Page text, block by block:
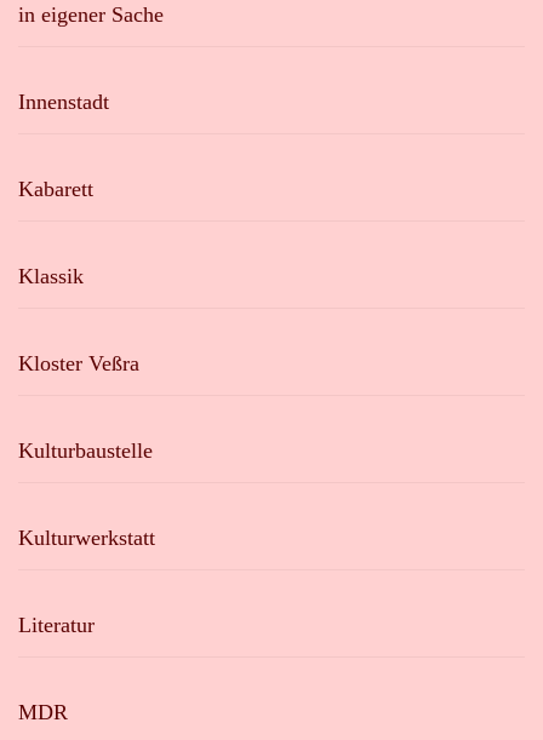
in eigener Sache
Innenstadt
Kabarett
Klassik
Kloster Veßra
Kulturbaustelle
Kulturwerkstatt
Literatur
MDR